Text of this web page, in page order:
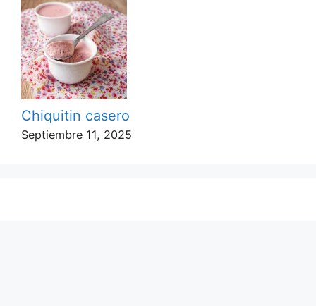
Chiquitin casero
Septiembre 11, 2025